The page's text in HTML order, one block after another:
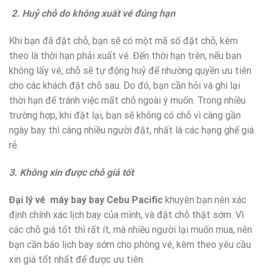
2. Huỷ chỗ do không xuất vé đúng hạn
Khi bạn đã đặt chỗ, bạn sẽ có một mã số đặt chỗ, kèm
theo là thời hạn phải xuất vé. Đến thời hạn trên, nếu bạn
không lấy vé, chỗ sẽ tự động huỷ để nhường quyền ưu tiên
cho các khách đặt chỗ sau. Do đó, bạn cần hỏi và ghi lại
thời hạn để tránh việc mất chỗ ngoài ý muốn. Trong nhiều
trường hợp, khi đặt lại, bạn sẽ không có chỗ vì càng gần
ngày bay thì càng nhiều người đặt, nhất là các hạng ghế giá
rẻ.
3. Không xin được chỗ giá tốt
Đại lý vé máy bay bay Cebu Pacific khuyên bạn nên xác
định chính xác lịch bay của mình, và đặt chỗ thật sớm. Vì
các chỗ giá tốt thì rất ít, mà nhiều người lại muốn mua, nên
bạn cần báo lịch bay sớm cho phòng vé, kèm theo yêu cầu
xin giá tốt nhất để được ưu tiên.